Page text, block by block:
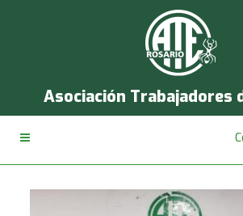
Asociación Trabajadores